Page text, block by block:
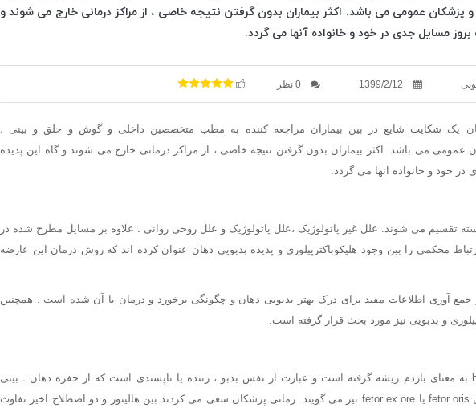
و پزشکان عمومی می باشد. اکثر بیماران بدون گرفتن نتیجه خاصی ، از مراکز درمانی خارج می شوند و
مسایل جدی در خود و خانواده آنها می گردد.
1399/2/12 0 نظر
دهان یک شکایت شایع در بین بیماران مراجعه کننده به مطب متخصصین داخلی و گوش و حلق و بینی ،
عمومی می باشد. اکثر بیماران بدون گرفتن نتیجه خاصی ، از مراکز درمانی خارج می شوند و گاه این پدیده
خود و خانواده آنها می گردد.
تقسیم می شوند. علل غیر پاتولوژیک ،علل پاتولوژیک و علل روحی روانی . علاوه بر مسایل مطرح شده در
محکمی را بین وجود هلیکوباکترپیلوری و پدیده بدبویی دهان عنوان کرده اند که روش درمان این عارضه
جمع آوری اطلاعات مفید برای درک بهتر بدبویی دهان و چگونگی برخورد و درمان با آن شده است . همچنین
و بدبویی نیز مورد بحث قرار گرفته است.
هالیتوز از واژه halitus به معنای بازدم ریشه گرفته است و عبارت از نفس بدبو ، زننده یا ناپسندی است که از حفره دهان ـ بینی
خارج می شود و به آن fetor oris یا fetor ex ore نیز می گویند. زمانی پزشکان سعی می کردند بین هالیتوز و دو اصطلاح اخیر تفاوت